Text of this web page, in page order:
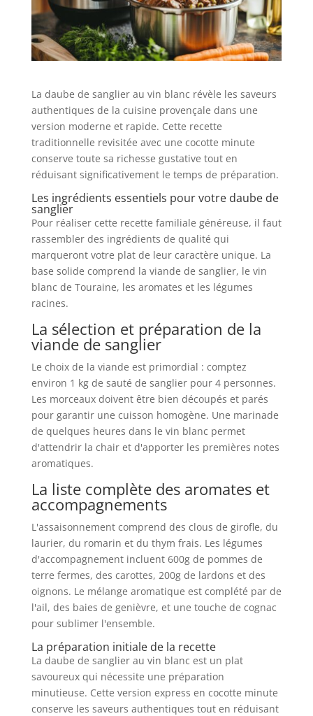
La daube de sanglier au vin blanc révèle les saveurs
authentiques de la cuisine provençale dans une
version moderne et rapide. Cette recette
traditionnelle revisitée avec une cocotte minute
conserve toute sa richesse gustative tout en
réduisant significativement le temps de préparation.
Les ingrédients essentiels pour votre daube de
sanglier
Pour réaliser cette recette familiale généreuse, il faut
rassembler des ingrédients de qualité qui
marqueront votre plat de leur caractère unique. La
base solide comprend la viande de sanglier, le vin
blanc de Touraine, les aromates et les légumes
racines.
La sélection et préparation de la
viande de sanglier
Le choix de la viande est primordial : comptez
environ 1 kg de sauté de sanglier pour 4 personnes.
Les morceaux doivent être bien découpés et parés
pour garantir une cuisson homogène. Une marinade
de quelques heures dans le vin blanc permet
d'attendrir la chair et d'apporter les premières notes
aromatiques.
La liste complète des aromates et
accompagnements
L'assaisonnement comprend des clous de girofle, du
laurier, du romarin et du thym frais. Les légumes
d'accompagnement incluent 600g de pommes de
terre fermes, des carottes, 200g de lardons et des
oignons. Le mélange aromatique est complété par de
l'ail, des baies de genièvre, et une touche de cognac
pour sublimer l'ensemble.
La préparation initiale de la recette
La daube de sanglier au vin blanc est un plat
savoureux qui nécessite une préparation
minutieuse. Cette version express en cocotte minute
conserve les saveurs authentiques tout en réduisant